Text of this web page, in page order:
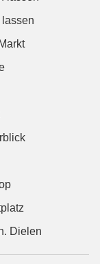
Dielen